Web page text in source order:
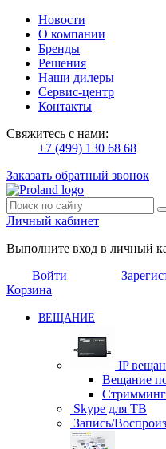
Новости
О компании
Бренды
Решения
Наши дилеры
Сервис-центр
Контакты
Свяжитесь с нами:
+7 (499) 130 68 68
Заказать обратный звонок
Личный кабинет
Выполните вход в личный
Войти
Корзина
ВЕЩАНИЕ
IP
Вещание
Skype для ТВ
Запись/